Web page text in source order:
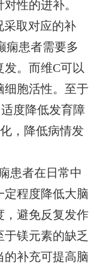
性的进补。
采取对应的补
痫患者需要多
。而维C可以
细胞活性。至于
度降低发育障
，降低病情发
患者在日常中
定程度降低大脑
，避免反复发作
镁元素的缺乏
的补充可提高脑